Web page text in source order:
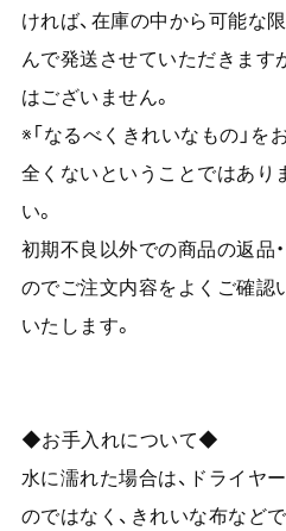
ければ、在庫の中から可能な
んで発送させていただきます
はございません。
※「なるべくきれいなもの」
全くないということではあり
い。
初期不良以外での商品の返品
のでご注文内容をよくご確認
いたします。
◆お手入れについて◆
水に濡れた場合は、ドライヤ
のではなく、きれいな布など